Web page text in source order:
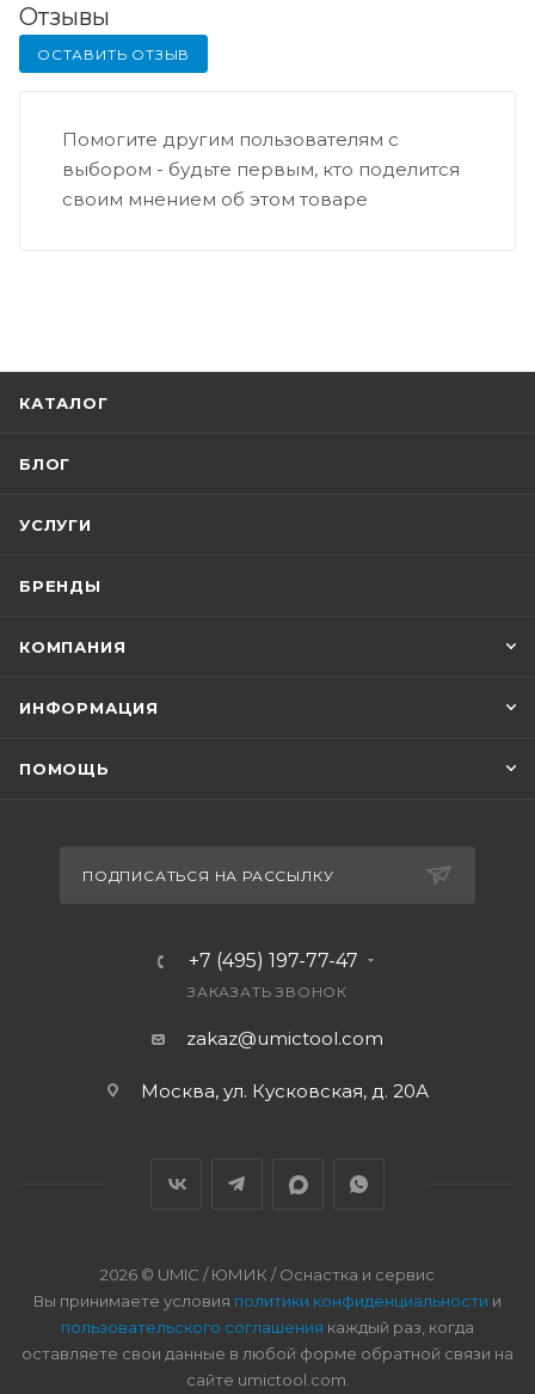
Отзывы
ОСТАВИТЬ ОТЗЫВ
Помогите другим пользователям с
выбором - будьте первым, кто поделится
своим мнением об этом товаре
КАТАЛОГ
БЛОГ
УСЛУГИ
БРЕНДЫ
КОМПАНИЯ
ИНФОРМАЦИЯ
ПОМОЩЬ
ПОДПИСАТЬСЯ НА РАССЫЛКУ
+7 (495) 197-77-47
ЗАКАЗАТЬ ЗВОНОК
zakaz@umictool.com
Москва, ул. Кусковская, д. 20А
2026 © UMIC / ЮМИК / Оснастка и сервис
Вы принимаете условия политики конфиденциальности и
пользовательского соглашения каждый раз, когда
оставляете свои данные в любой форме обратной связи на
сайте umictool.com.